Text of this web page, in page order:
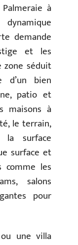
à
demande
et les
zone séduit
d’un bien
patio et
maisons à
le terrain,
la surface
surface et
comme les
salons
pour
une villa